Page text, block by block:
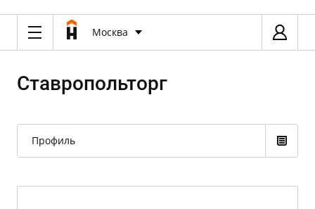
Москва
Ставропольторг
Профиль